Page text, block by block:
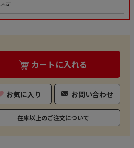
可
カートに入れる
お気に入り お問い合わせ
在庫以上のご注文について